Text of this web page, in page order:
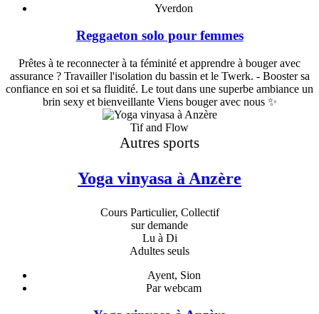
Yverdon
Reggaeton solo pour femmes
Prêtes à te reconnecter à ta féminité et apprendre à bouger avec
assurance ? Travailler l'isolation du bassin et le Twerk. - Booster sa
confiance en soi et sa fluidité. Le tout dans une superbe ambiance un
brin sexy et bienveillante Viens bouger avec nous ✨
Tif and Flow
Autres sports
Yoga vinyasa à Anzère
Cours Particulier, Collectif
sur demande
Lu à Di
Adultes seuls
Ayent, Sion
Par webcam